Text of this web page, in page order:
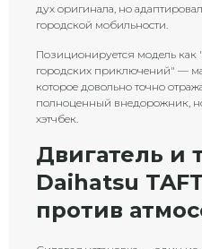
дух оригинала, но
городской мобильности.
Позиционируется модель как
городских приключений" —
которое довольно точно
полноценный внедорожник,
хэтчбек.
Двигатель и
Daihatsu
против